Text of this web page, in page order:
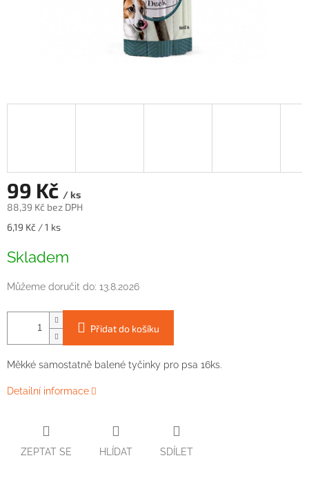
99 Kč / ks
88,39 Kč bez DPH
Měrná
6,19 Kč / 1 ks
Skladem
Můžeme doručit do: 13.8.2026
Přidat do košíku
Měkké samostatně balené tyčinky pro psa 16ks.
Detailní informace
ZEPTAT SE HLÍDAT SDÍLET